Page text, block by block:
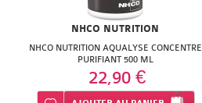
NHCO NUTRITION
NHCO NUTRITION AQUALYSE CONCENTRE
PURIFIANT 500 ML
22,90 €